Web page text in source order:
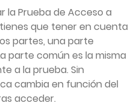
la Prueba de Acceso a
tienes que tener en cuenta
partes, una parte
parte común es la misma
a la prueba. Sin
cambia en función del
acceder.